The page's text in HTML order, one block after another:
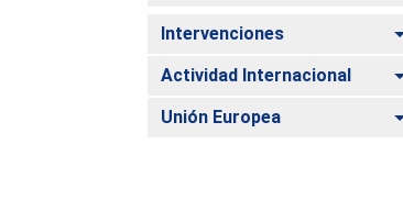
Intervenciones
Actividad Internacional
Unión Europea